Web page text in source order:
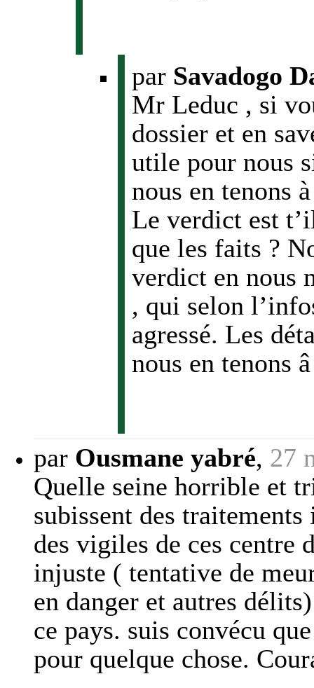
par Savadogo
Mr Leduc , si
dossier et en
utile pour nous
nous en tenons
Le verdict est
que les faits ?
verdict en nous
, qui selon
agressé. Les
nous en tenons
par Ousmane yabré, 27
Quelle seine horrible et
subissent des
des vigiles de ces centre
injuste ( tentative de
en danger et autres
ce pays. suis convécu
pour quelque chose.